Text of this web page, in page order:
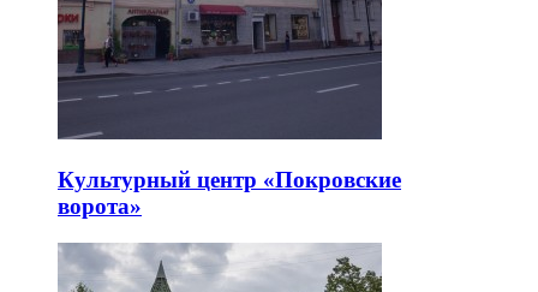
Культурный центр «Покровские
ворота»